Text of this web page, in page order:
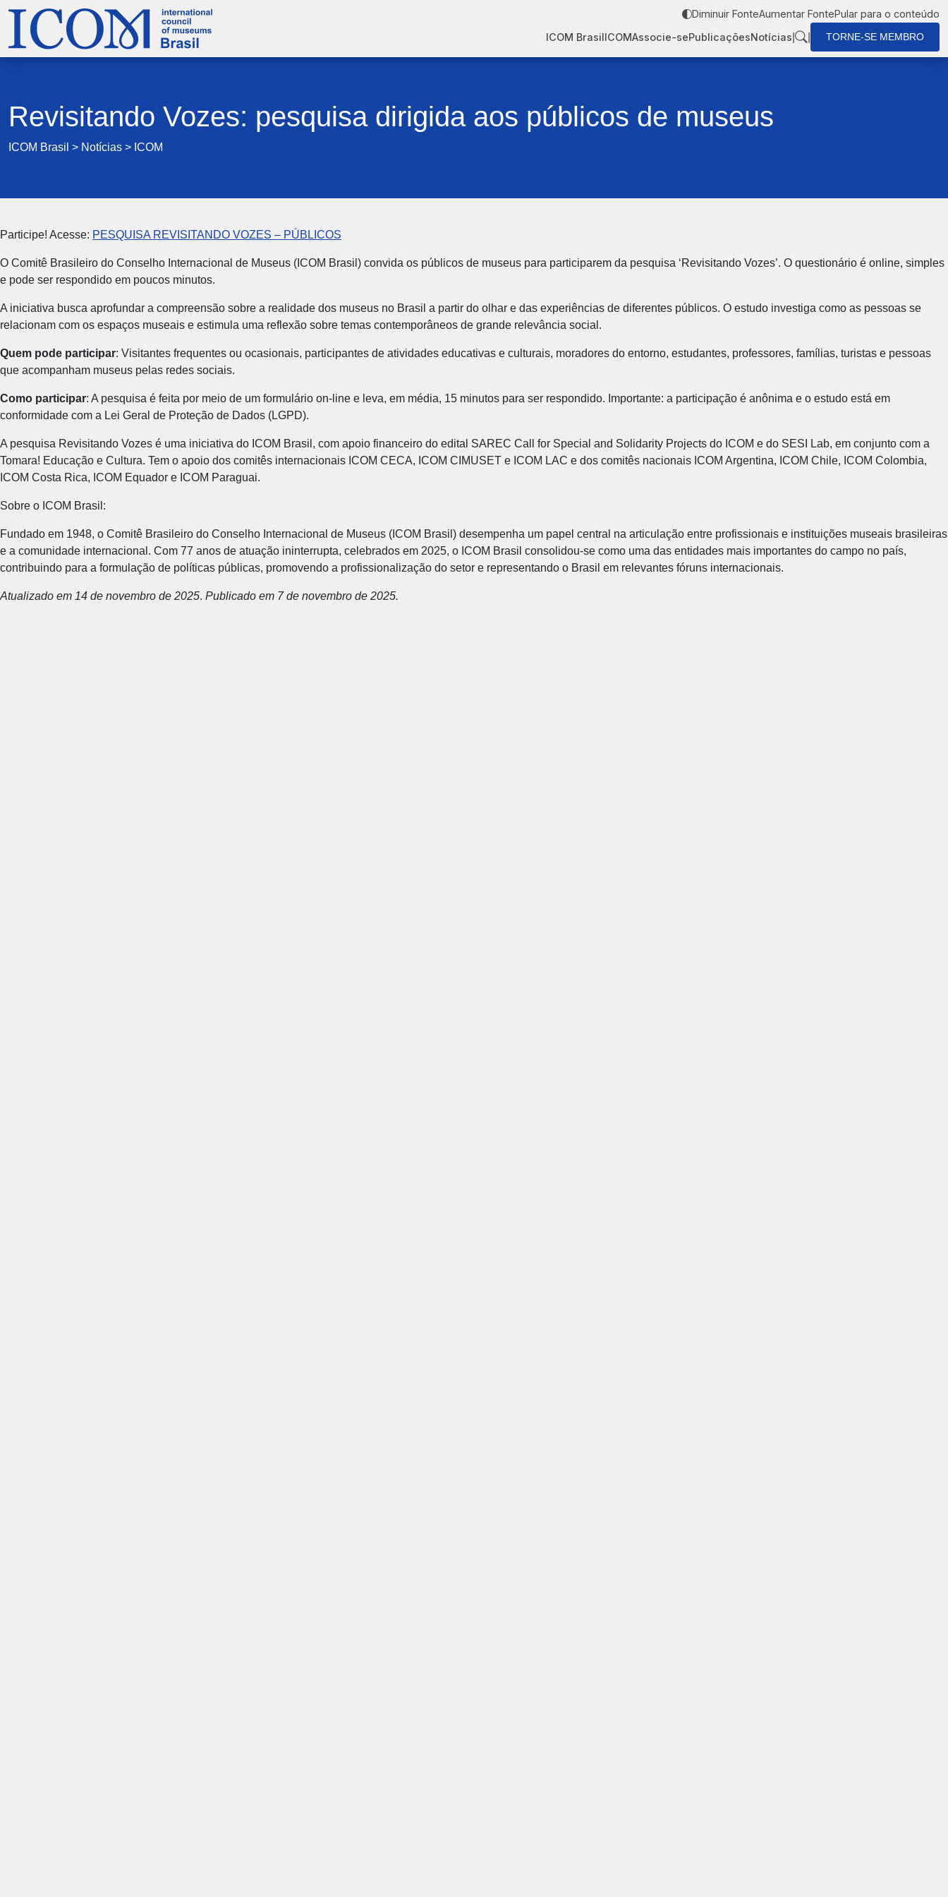
Diminuir FonteAumentar FontePular para o conteúdo
ICOM BrasilICOMAssocie-sePublicaçõesNotícias TORNE-SE MEMBRO
Revisitando Vozes: pesquisa dirigida aos públicos de museus
ICOM Brasil > Notícias > ICOM
Participe! Acesse: PESQUISA REVISITANDO VOZES – PÚBLICOS
O Comitê Brasileiro do Conselho Internacional de Museus (ICOM Brasil) convida os públicos de museus para participarem da pesquisa ‘Revisitando Vozes’. O questionário é online, simples
e pode ser respondido em poucos minutos.
A iniciativa busca aprofundar a compreensão sobre a realidade dos museus no Brasil a partir do olhar e das experiências de diferentes públicos. O estudo investiga como as pessoas se
relacionam com os espaços museais e estimula uma reflexão sobre temas contemporâneos de grande relevância social.
Quem pode participar: Visitantes frequentes ou ocasionais, participantes de atividades educativas e culturais, moradores do entorno, estudantes, professores, famílias, turistas e pessoas
que acompanham museus pelas redes sociais.
Como participar: A pesquisa é feita por meio de um formulário on-line e leva, em média, 15 minutos para ser respondido. Importante: a participação é anônima e o estudo está em
conformidade com a Lei Geral de Proteção de Dados (LGPD).
A pesquisa Revisitando Vozes é uma iniciativa do ICOM Brasil, com apoio financeiro do edital SAREC Call for Special and Solidarity Projects do ICOM e do SESI Lab, em conjunto com a
Tomara! Educação e Cultura. Tem o apoio dos comitês internacionais ICOM CECA, ICOM CIMUSET e ICOM LAC e dos comitês nacionais ICOM Argentina, ICOM Chile, ICOM Colombia,
ICOM Costa Rica, ICOM Equador e ICOM Paraguai.
Sobre o ICOM Brasil:
Fundado em 1948, o Comitê Brasileiro do Conselho Internacional de Museus (ICOM Brasil) desempenha um papel central na articulação entre profissionais e instituições museais brasileiras
e a comunidade internacional. Com 77 anos de atuação ininterrupta, celebrados em 2025, o ICOM Brasil consolidou-se como uma das entidades mais importantes do campo no país,
contribuindo para a formulação de políticas públicas, promovendo a profissionalização do setor e representando o Brasil em relevantes fóruns internacionais.
Atualizado em 14 de novembro de 2025. Publicado em 7 de novembro de 2025.